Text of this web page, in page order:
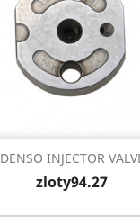
DENSO INJECTOR
Price
zloty94.27